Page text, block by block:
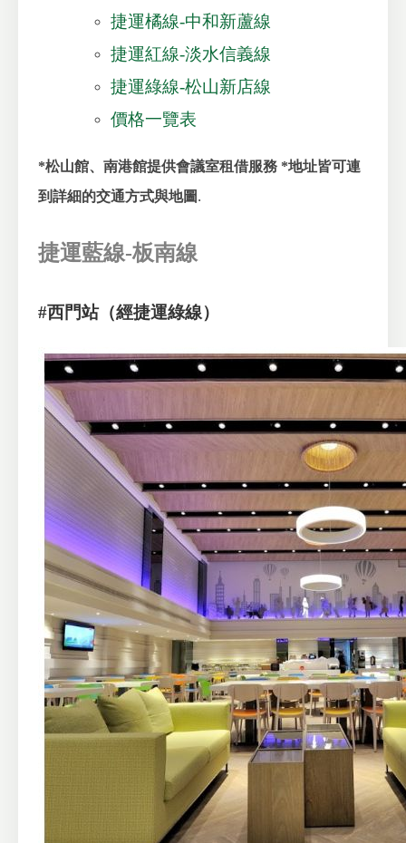
捷運橘線-中和新蘆線
捷運紅線-淡水信義線
捷運綠線-松山新店線
價格一覽表
*松山館、南港館提供會議室租借服務 *地址皆可連
到詳細的交通方式與地圖.
捷運藍線-板南線
#西門站（經捷運綠線）